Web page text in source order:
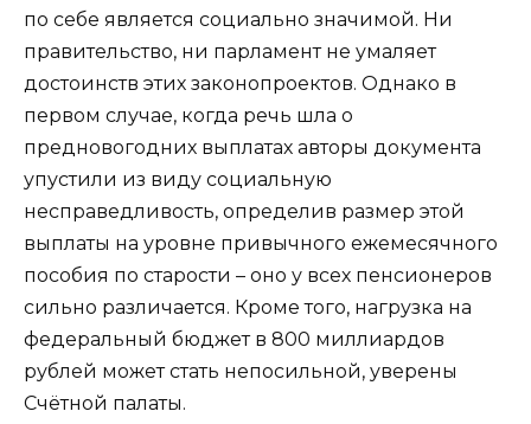
по себе является социально значимой. Ни
правительство, ни парламент не умаляет
достоинств этих законопроектов. Однако в
первом случае, когда речь шла о
предновогодних выплатах авторы документа
упустили из виду социальную
несправедливость, определив размер этой
выплаты на уровне привычного ежемесячного
пособия по старости – оно у всех пенсионеров
сильно различается. Кроме того, нагрузка на
федеральный бюджет в 800 миллиардов
рублей может стать непосильной, уверены
Счётной палаты.